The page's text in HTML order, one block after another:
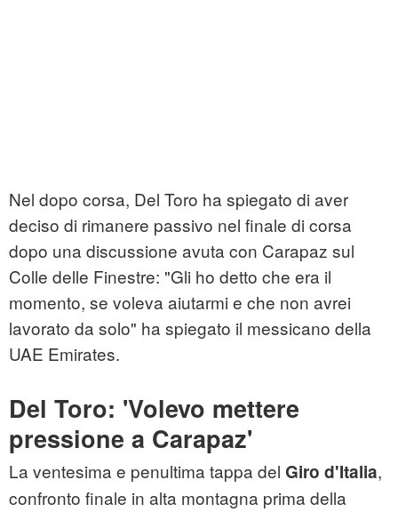
Nel dopo corsa, Del Toro ha spiegato di aver
deciso di rimanere passivo nel finale di corsa
dopo una discussione avuta con Carapaz sul
Colle delle Finestre: "Gli ho detto che era il
momento, se voleva aiutarmi e che non avrei
lavorato da solo" ha spiegato il messicano della
UAE Emirates.
Del Toro: 'Volevo mettere
pressione a Carapaz'
La ventesima e penultima tappa del Giro d'Italia,
confronto finale in alta montagna prima della